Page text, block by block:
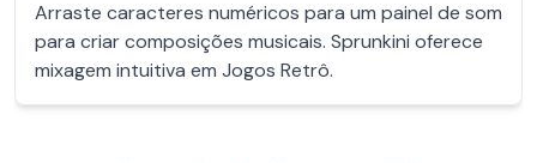
Arraste caracteres numéricos para um painel de som
para criar composições musicais. Sprunkini oferece
mixagem intuitiva em Jogos Retrô.